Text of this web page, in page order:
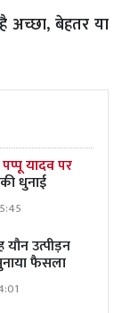
अच्छा, बेहतर या
यादव पर
धुनाई
उत्पीड़न
फैसला